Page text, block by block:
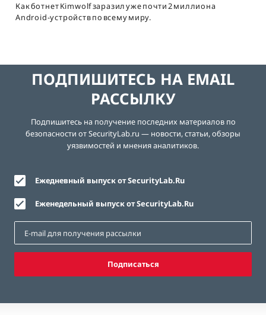
Как ботнет Kimwolf заразил уже почти 2 миллиона
Android-устройств по всему миру.
ПОДПИШИТЕСЬ НА EMAIL
РАССЫЛКУ
Подпишитесь на получение последних материалов по
безопасности от SecurityLab.ru — новости, статьи, обзоры
уязвимостей и мнения аналитиков.
Ежедневный выпуск от SecurityLab.Ru
Еженедельный выпуск от SecurityLab.Ru
Подписаться